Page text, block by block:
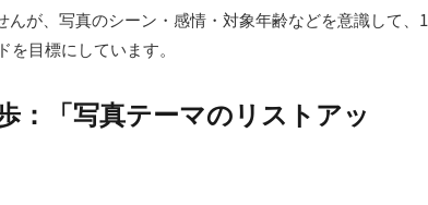
が、写真のシーン・感情・対象年齢などを意識して、1
目標にしています。
：「写真テーマのリストアッ